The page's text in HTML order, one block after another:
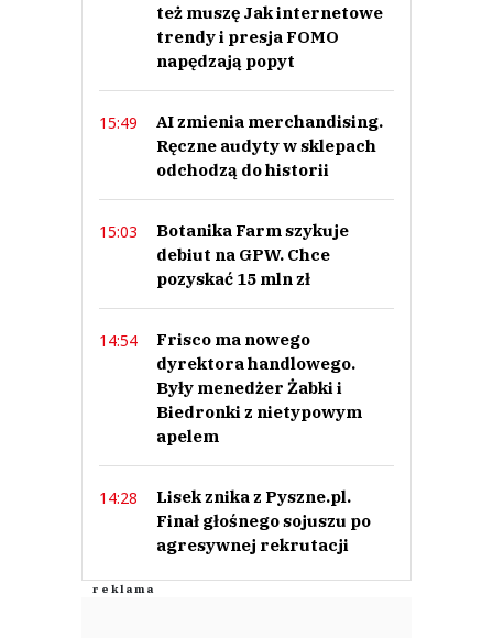
też muszę Jak internetowe
trendy i presja FOMO
napędzają popyt
15:49
AI zmienia merchandising.
Ręczne audyty w sklepach
odchodzą do historii
15:03
Botanika Farm szykuje
debiut na GPW. Chce
pozyskać 15 mln zł
14:54
Frisco ma nowego
dyrektora handlowego.
Były menedżer Żabki i
Biedronki z nietypowym
apelem
14:28
Lisek znika z Pyszne.pl.
Finał głośnego sojuszu po
agresywnej rekrutacji